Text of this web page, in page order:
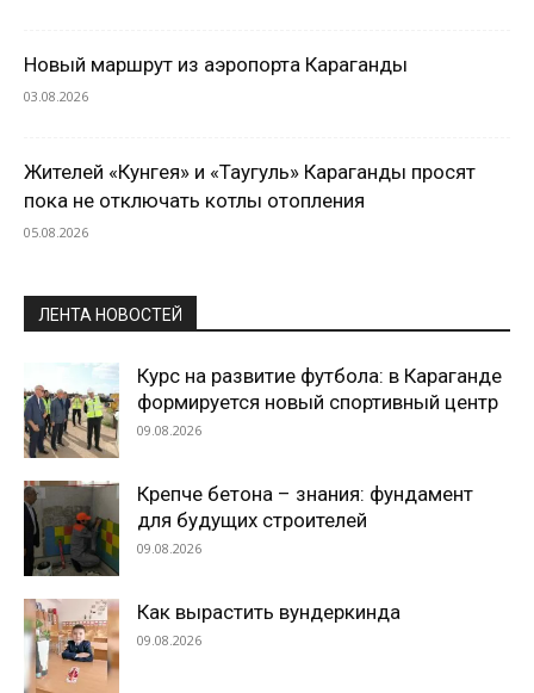
Новый маршрут из аэропорта Караганды
03.08.2026
Жителей «Кунгея» и «Таугуль» Караганды просят
пока не отключать котлы отопления
05.08.2026
ЛЕНТА НОВОСТЕЙ
Курс на развитие футбола: в Караганде
формируется новый спортивный центр
09.08.2026
Крепче бетона – знания: фундамент
для будущих строителей
09.08.2026
Как вырастить вундеркинда
09.08.2026